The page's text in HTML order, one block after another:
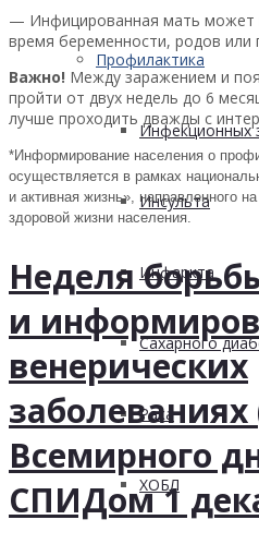
Профилактика
Инфекционных
Инсульта
Инфаркта
Сахарного
Рака
ХОБЛ
— Инфицированная мать может
время беременности, родов или
Важно! Между заражением и
пройти от двух недель до 6
лучше проходить дважды с
*Информирование населения о
осуществляется в рамках
и активная жизнь», направленного
здоровой жизни населения.
Неделя
и
венерических
заболеваниях
Всемирного
СПИДом 1